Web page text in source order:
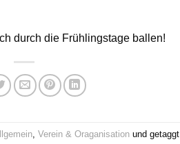
durch die Frühlingstage ballen!
,Verein & Oraganisation und getaggt